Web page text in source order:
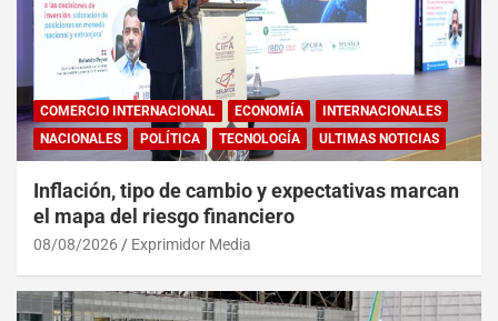
COMERCIO INTERNACIONAL ECONOMÍA
INTERNACIONALES
NACIONALES
POLÍTICA TECNOLOGÍA ULTIMAS NOTICIAS
Inflación, tipo de cambio y expectativas marcan
el mapa del riesgo financiero
08/08/2026 Exprimidor Media